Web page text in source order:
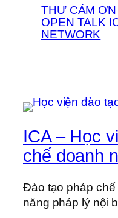
THƯ CẢM
OPEN TALK
NETWORK
ICA – Học
chế doanh
Đào tạo pháp
năng pháp lý nội